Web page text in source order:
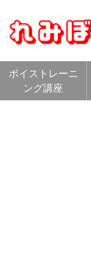
ボイストレーニ
ング講座